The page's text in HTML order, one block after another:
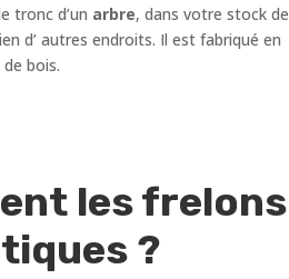
tronc d’un arbre, dans votre stock de
d’ autres endroits. Il est fabriqué en
bois.
les frelons
?